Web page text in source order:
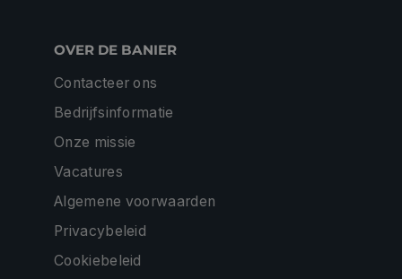
OVER DE BANIER
Contacteer ons
Bedrijfsinformatie
Onze missie
Vacatures
Algemene voorwaarden
Privacybeleid
Cookiebeleid